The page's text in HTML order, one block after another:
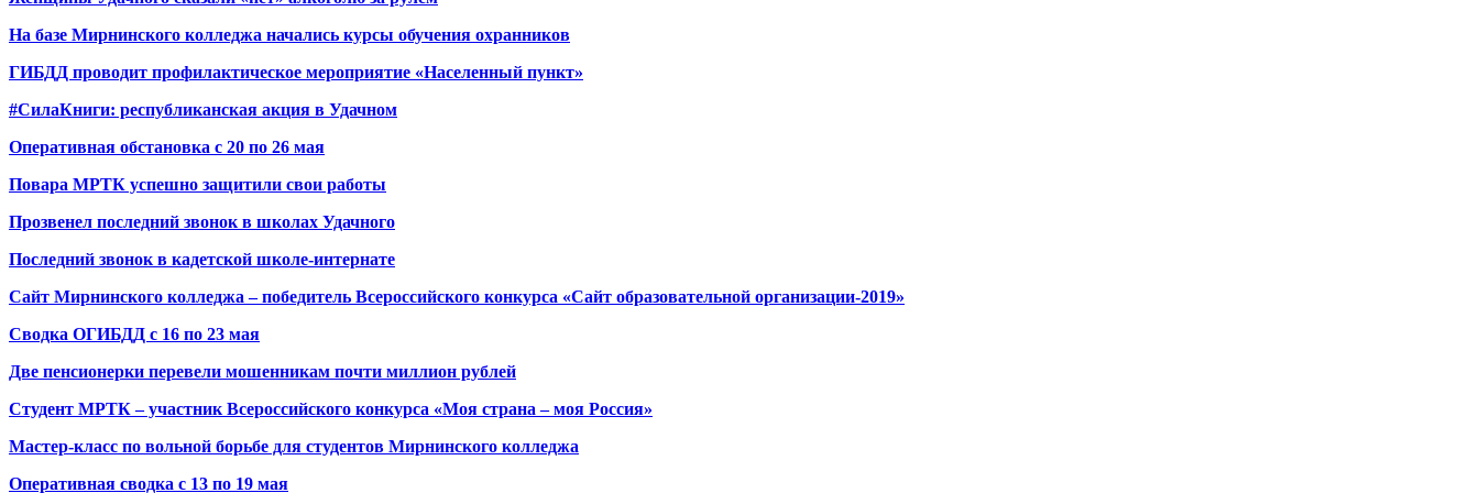
На базе Мирнинского колледжа начались курсы обучения охранников
ГИБДД проводит профилактическое мероприятие «Населенный пункт»
#СилаКниги: республиканская акция в Удачном
Оперативная обстановка с 20 по 26 мая
Повара МРТК успешно защитили свои работы
Прозвенел последний звонок в школах Удачного
Последний звонок в кадетской школе-интернате
Сайт Мирнинского колледжа – победитель Всероссийского конкурса «Сайт образовательной организации-2019»
Сводка ОГИБДД с 16 по 23 мая
Две пенсионерки перевели мошенникам почти миллион рублей
Студент МРТК – участник Всероссийского конкурса «Моя страна – моя Россия»
Мастер-класс по вольной борьбе для студентов Мирнинского колледжа
Оперативная сводка с 13 по 19 мая